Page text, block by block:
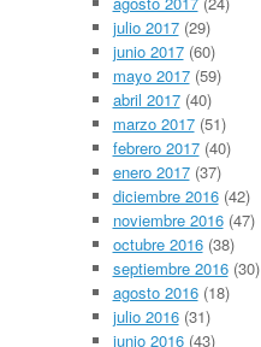
julio 2017(29)
junio 2017(60)
mayo 2017(59)
abril 2017(40)
marzo 2017(51)
febrero 2017(40)
enero 2017(37)
diciembre 2016(42)
noviembre 2016(47)
octubre 2016(38)
septiembre 2016(30)
agosto 2016(18)
julio 2016(31)
junio 2016(43)